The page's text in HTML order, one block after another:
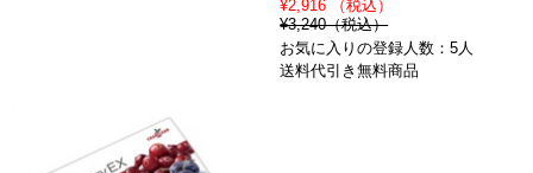
¥2,916 （税込）
¥3,240（税込）
お気に入りの登録人数：5人
送料代引き無料商品